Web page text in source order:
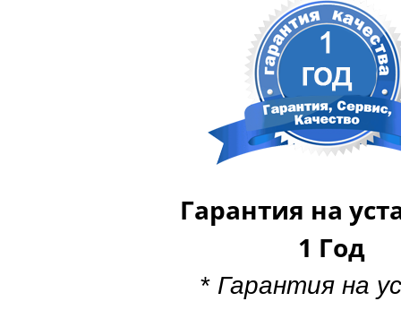
Гарантия на
1 Год
* Гарантия на